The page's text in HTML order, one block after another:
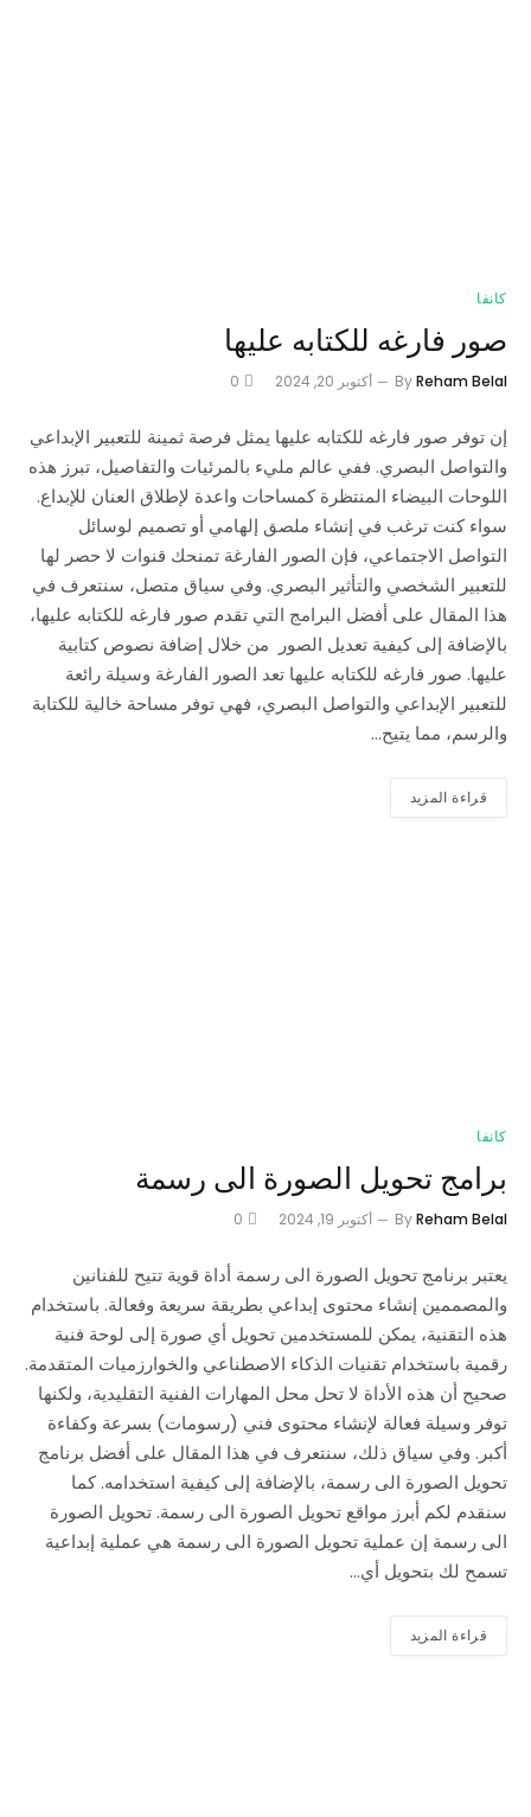
كانفا
صور فارغه للكتابه عليها
ByReham Belal أكتوبر 20, 2024 0
إن توفر صور فارغه للكتابه عليها يمثل فرصة ثمينة للتعبير الإبداعي
والتواصل البصري. ففي عالم مليء بالمرئيات والتفاصيل، تبرز هذه
اللوحات البيضاء المنتظرة كمساحات واعدة لإطلاق العنان للإبداع.
سواء كنت ترغب في إنشاء ملصق إلهامي أو تصميم لوسائل
التواصل الاجتماعي، فإن الصور الفارغة تمنحك قنوات لا حصر لها
للتعبير الشخصي والتأثير البصري. وفي سياق متصل، سنتعرف في
هذا المقال على أفضل البرامج التي تقدم صور فارغه للكتابه عليها،
بالإضافة إلى كيفية تعديل الصور من خلال إضافة نصوص كتابية
عليها. صور فارغه للكتابه عليها تعد الصور الفارغة وسيلة رائعة
للتعبير الإبداعي والتواصل البصري، فهي توفر مساحة خالية للكتابة
والرسم، مما يتيح…
قراءة المزيد
كانفا
برامج تحويل الصورة الى رسمة
ByReham Belal أكتوبر 19, 2024 0
يعتبر برنامج تحويل الصورة الى رسمة أداة قوية تتيح للفنانين
والمصممين إنشاء محتوى إبداعي بطريقة سريعة وفعالة. باستخدام
هذه التقنية، يمكن للمستخدمين تحويل أي صورة إلى لوحة فنية
رقمية باستخدام تقنيات الذكاء الاصطناعي والخوارزميات المتقدمة.
صحيح أن هذه الأداة لا تحل محل المهارات الفنية التقليدية، ولكنها
توفر وسيلة فعالة لإنشاء محتوى فني (رسومات) بسرعة وكفاءة
أكبر. وفي سياق ذلك، سنتعرف في هذا المقال على أفضل برنامج
تحويل الصورة الى رسمة، بالإضافة إلى كيفية استخدامه. كما
سنقدم لكم أبرز مواقع تحويل الصورة الى رسمة. تحويل الصورة
الى رسمة إن عملية تحويل الصورة الى رسمة هي عملية إبداعية
تسمح لك بتحويل أي…
قراءة المزيد